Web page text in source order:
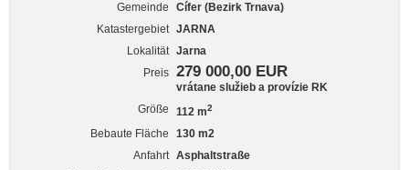
Gemeinde
Cífer (Bezirk Trnava)
Katastergebiet JARNA
Lokalität Jarna
Preis 279 000,00 EUR
vrátane služieb a provízie RK
Größe
112 m2
Bebaute Fläche
130 m2
Anfahrt Asphaltstraße